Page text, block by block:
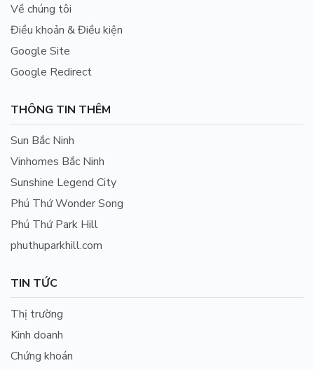
Về chúng tôi
Điều khoản & Điều kiện
Google Site
Google Redirect
THÔNG TIN THÊM
Sun Bắc Ninh
Vinhomes Bắc Ninh
Sunshine Legend City
Phú Thứ Wonder Song
Phú Thứ Park Hill
phuthuparkhill.com
TIN TỨC
Thị trường
Kinh doanh
Chứng khoán